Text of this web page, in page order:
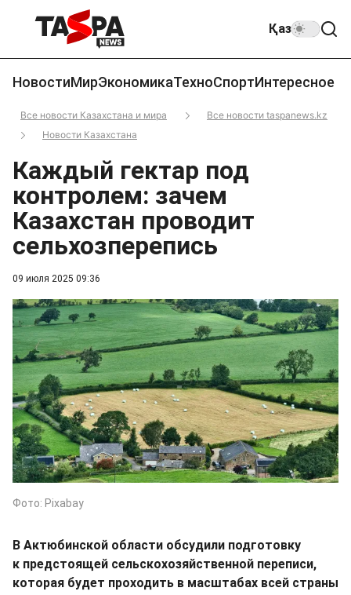
Қаз
НовостиМирЭкономикаТехноСпортИнтересное
Все новости Казахстана и мира
Все новости taspanews.kz
Новости Казахстана
09 июля 2025 09:36
Каждый гектар под
контролем: зачем
Казахстан проводит
сельхозперепись
Фото: Pixabay
В Актюбинской области обсудили подготовку
к предстоящей сельскохозяйственной переписи,
которая будет проходить в масштабах всей страны